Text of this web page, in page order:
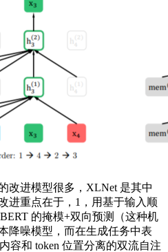
进模型很多，XLNet 是其中
进重点在于，1，用基于输入顺
的掩模+双向预测（这种机
降噪模型，而在生成任务中表
容和 token 位置分离的双流自注